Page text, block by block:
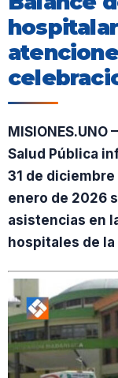
Salud Pública
31 de diciembre
enero de 2026
asistencias en
hospitales de